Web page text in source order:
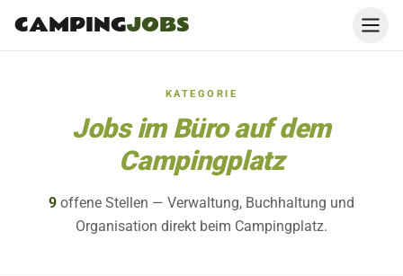
CAMPINGJOBS
KATEGORIE
Jobs im Büro auf dem
Campingplatz
9 offene Stellen — Verwaltung, Buchhaltung und
Organisation direkt beim Campingplatz.